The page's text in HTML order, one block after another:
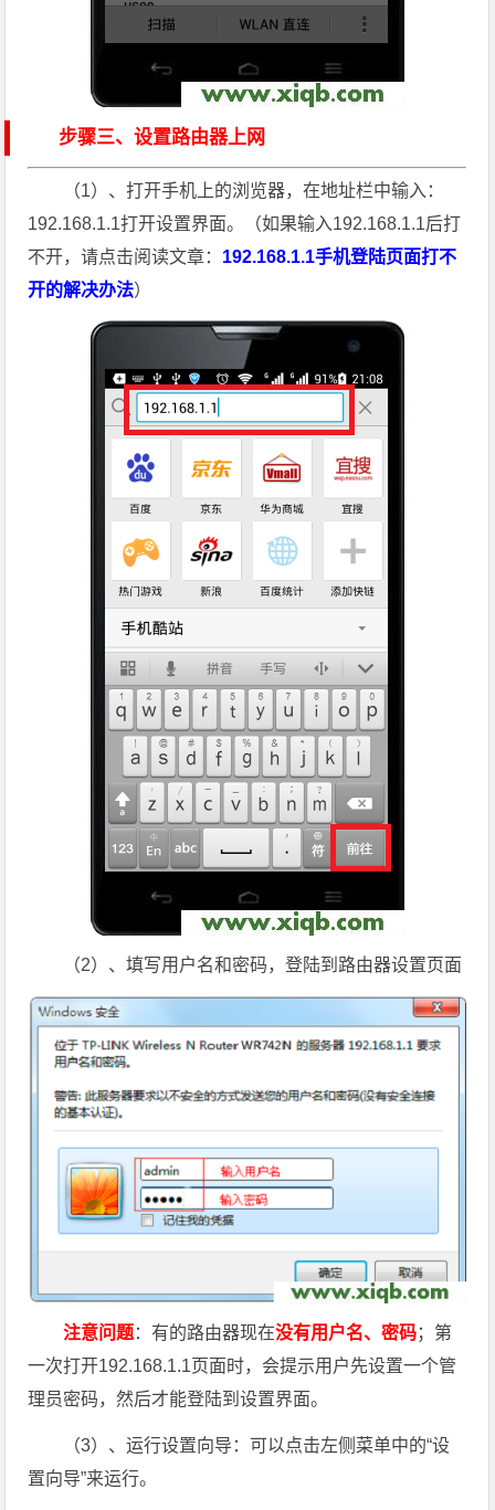
步骤三、设置路由器上网
（1）、打开手机上的浏览器，在地址栏中输入：
192.168.1.1打开设置界面。（如果输入192.168.1.1后打
不开，请点击阅读文章： 192.168.1.1手机登陆页面打不
开的解决办法）
（2）、填写用户名和密码，登陆到路由器设置页面
注意问题：有的路由器现在没有用户名、密码；第
一次打开192.168.1.1页面时，会提示用户先设置一个管
理员密码，然后才能登陆到设置界面。
（3）、运行设置向导：可以点击左侧菜单中的“设
置向导”来运行。